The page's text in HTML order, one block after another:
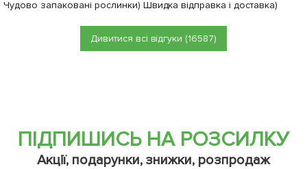
Чудово запаковані рослинки) Швидка відправка і доставка)
Дивитися всі відгуки (16587)
ПІДПИШИСЬ НА РОЗСИЛКУ
Акції, подарунки, знижки, розпродаж